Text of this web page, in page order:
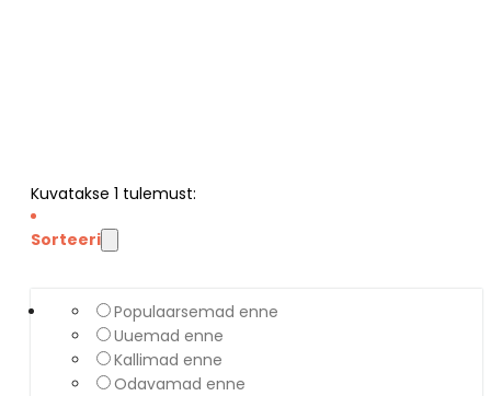
Kuvatakse 1 tulemust:
Sorteeri
Populaarsemad enne
Uuemad enne
Kallimad enne
Odavamad enne